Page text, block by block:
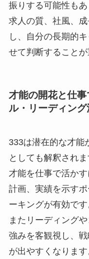
振りする可能性もあ
求人の質、社風、
し、自分の長期的
せて判断することが
才能の開花と仕
ル・リーディング
333は潜在的な才能
としても解釈されま
才能を仕事で活か
計画、実績を示す
ーキングが有効です
またリーディング
強みを客観視し、
が出やすくなります